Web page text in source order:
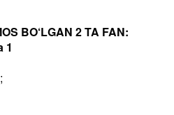
BO‘LGAN 2 TA FAN:
1